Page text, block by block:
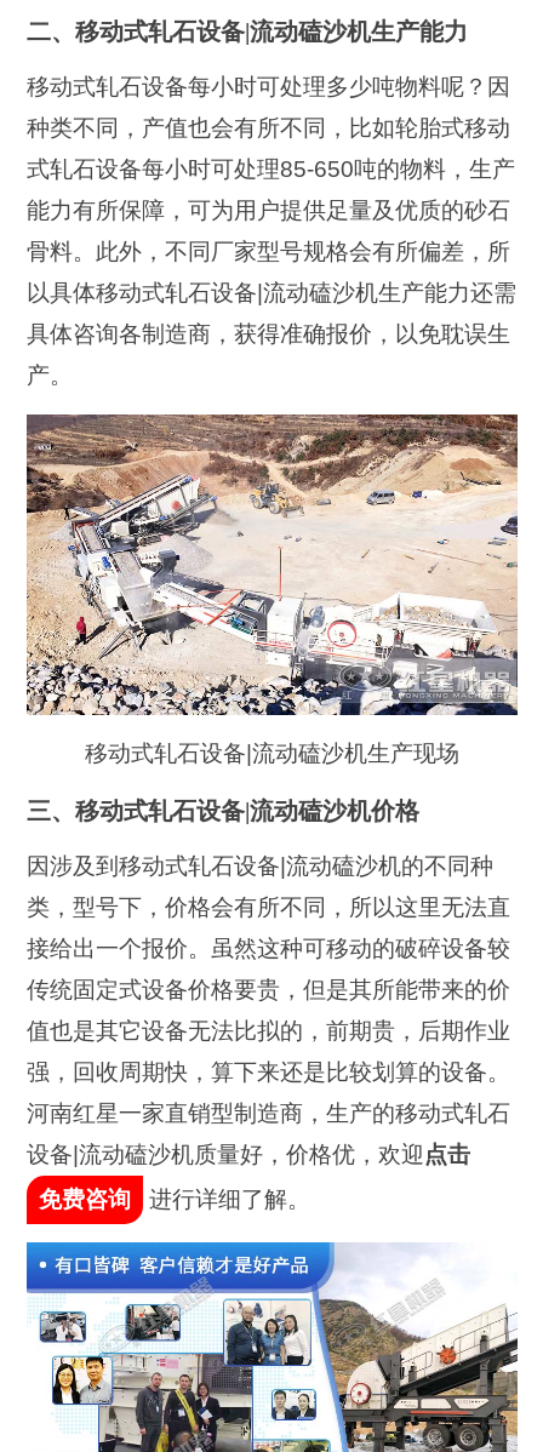
二、移动式轧石设备|流动磕沙机生产能力
移动式轧石设备每小时可处理多少吨物料呢？因
种类不同，产值也会有所不同，比如轮胎式移动
式轧石设备每小时可处理85-650吨的物料，生产
能力有所保障，可为用户提供足量及优质的砂石
骨料。此外，不同厂家型号规格会有所偏差，所
以具体移动式轧石设备|流动磕沙机生产能力还需
具体咨询各制造商，获得准确报价，以免耽误生
产。
移动式轧石设备|流动磕沙机生产现场
三、移动式轧石设备|流动磕沙机价格
因涉及到移动式轧石设备|流动磕沙机的不同种
类，型号下，价格会有所不同，所以这里无法直
接给出一个报价。虽然这种可移动的破碎设备较
传统固定式设备价格要贵，但是其所能带来的价
值也是其它设备无法比拟的，前期贵，后期作业
强，回收周期快，算下来还是比较划算的设备。
河南红星一家直销型制造商，生产的移动式轧石
设备|流动磕沙机质量好，价格优，欢迎点击
免费咨询
进行详细了解。